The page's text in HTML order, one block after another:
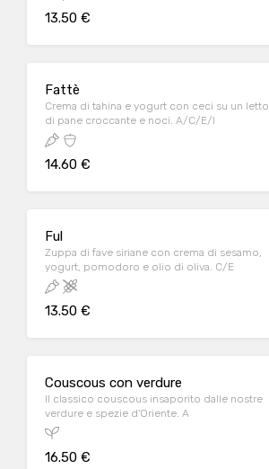
13.50 €
Fattè
Crema di tahina e yogurt con ceci su un letto
di pane croccante e noci. A/C/E/I
14.60 €
Ful
Zuppa di fave siriane con crema di sesamo,
yogurt, pomodoro e olio di oliva. C/E
13.50 €
Couscous con verdure
Il classico couscous insaporito dalle nostre
verdure e spezie d'Oriente. A
16.50 €